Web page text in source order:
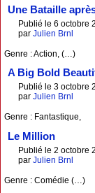
Une Bataille
Publié le 6 octobre
par Julien Brnl
Genre : Action, (…)
A Big Bold
Publié le 3 octobre
par Julien Brnl
Genre : Fantastique,
Le Million
Publié le 2 octobre
par Julien Brnl
Genre : Comédie (…)